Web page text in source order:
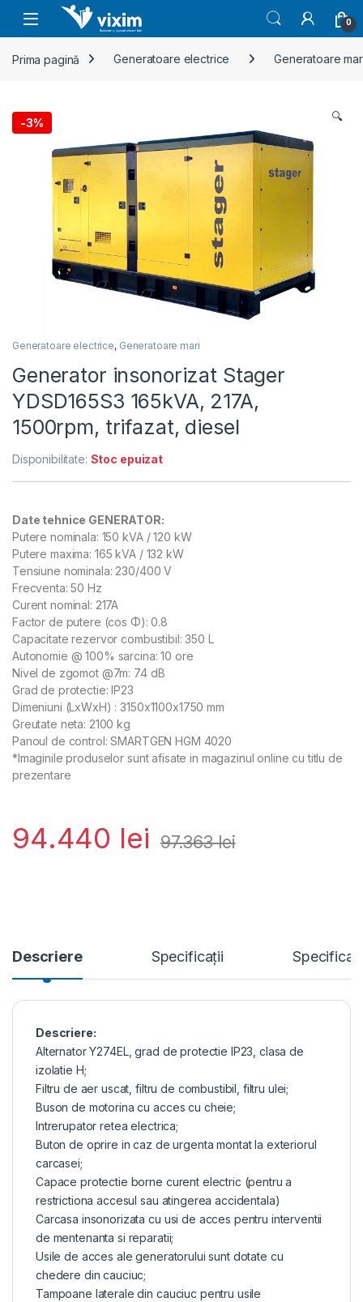
Skip to navigation
Skip to content
0
Prima pagină Generatoare electrice Generatoare
-3% 🔍
Generatoare electrice, Generatoare mari
Generator insonorizat Stager
YDSD165S3 165kVA, 217A,
1500rpm, trifazat, diesel
Disponibilitate: Stoc epuizat
Date tehnice GENERATOR:
Putere nominala: 150 kVA / 120 kW
Putere maxima: 165 kVA / 132 kW
Tensiune nominala: 230/400 V
Frecventa: 50 Hz
Curent nominal: 217A
Factor de putere (cos Φ): 0.8
Capacitate rezervor combustibil: 350 L
Autonomie @ 100% sarcina: 10 ore
Nivel de zgomot @7m: 74 dB
Grad de protectie: IP23
Dimeniuni (LxWxH) : 3150x1100x1750 mm
Greutate neta: 2100 kg
Panoul de control: SMARTGEN HGM 4020
*Imaginile produselor sunt afisate in magazinul online cu titlu de
prezentare
94.440 lei 97.363lei
Descriere Specificații
Descriere:
Alternator Y274EL, grad de protectie IP23, clasa de
izolatie H;
Filtru de aer uscat, filtru de combustibil, filtru ulei;
Buson de motorina cu acces cu cheie;
Intrerupator retea electrica;
Buton de oprire in caz de urgenta montat la exteriorul
carcasei;
Capace protectie borne curent electric (pentru a
restrictiona accesul sau atingerea accidentala)
Carcasa insonorizata cu usi de acces pentru interventii
de mentenanta si reparatii;
Usile de acces ale generatorului sunt dotate cu
chedere din cauciuc;
Tampoane laterale din cauciuc pentru usile